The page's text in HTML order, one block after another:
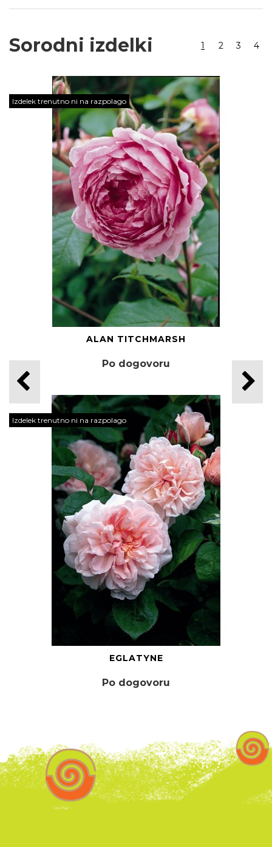
Sorodni izdelki 1 2 3 4
Izdelek trenutno ni na razpolago
ALAN TITCHMARSH
Po dogovoru
Izdelek trenutno ni na razpolago
EGLATYNE
Po dogovoru